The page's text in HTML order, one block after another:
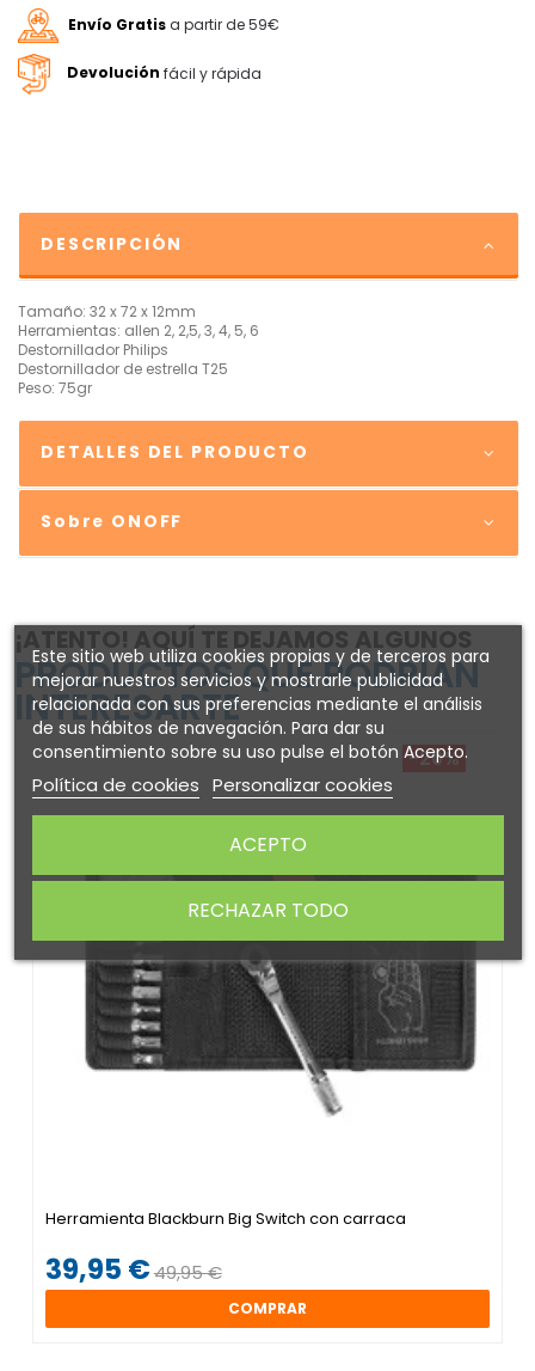
Envío Gratisa partir de 59€
Devolución fácil y rápida
DESCRIPCIÓN
Tamaño: 32 x 72 x 12mm
Herramientas: allen 2, 2,5, 3, 4, 5, 6
Destornillador Philips
Destornillador de estrella T25
Peso: 75gr
DETALLES DEL PRODUCTO
Sobre ONOFF
¡ATENTO! AQUÍ TE DEJAMOS ALGUNOS
PRODUCTOS QUE PODRÍAN
INTERESARTE
-20%
Herramienta Blackburn Big Switch con carraca
39,95 €49,95 €
COMPRAR
Este sitio web utiliza cookies propias y de terceros para
mejorar nuestros servicios y mostrarle publicidad
relacionada con sus preferencias mediante el análisis
de sus hábitos de navegación. Para dar su
consentimiento sobre su uso pulse el botón Acepto.
Política de cookies Personalizar cookies
RECHAZAR TODO
ACEPTO